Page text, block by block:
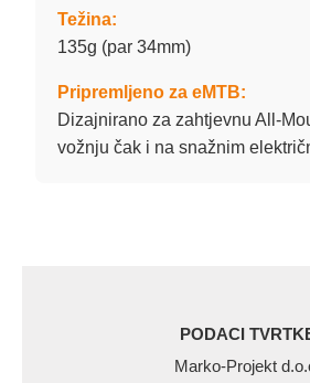
Težina:
135g (par 34mm)
Pripremljeno za eMTB:
Dizajnirano za zahtjevnu All-
vožnju čak i na snažnim
PODACI
Marko-Projekt